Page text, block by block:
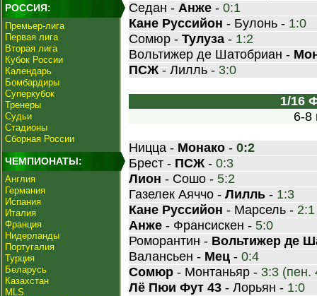
РОССИЯ:
Премьер-лига
Первая лига
Вторая лига
Кубок России
Календарь
Бомбардиры
Суперкубок
Тренеры
Судьи
Стадионы
Сборная России
ЧЕМПИОНАТЫ:
Англия
Германия
Испания
Италия
Франция
Нидерланды
Португалия
Турция
Беларусь
Казахстан
MLS
Седан - Анже - 0:1
Кане Руссийон - Булонь - 1:0
Сомюр - Тулуза - 1:2
Вольтижер де Шатобриан -
ПСЖ- Лилль - 3:0
1/16
6-8
Ницца - Монако - 0:2
Брест - ПСЖ- 0:3
Лион - Сошо - 5:2
Газелек Аяччо - Лилль - 1:3
Кане Руссийон - Марсель - 2:1
Анже - Франсискен - 5:0
Роморантин - Вольтижер де
Валансьен - Мец - 0:4
Сомюр - Монтаньяр - 3:3 (пен.
Лё Пюи Фут 43 - Лорьян - 1:0